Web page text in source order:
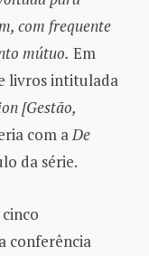
com frequente
mútuo. Em
livros intitulada
[Gestão,
com aDe
da série.
conferência